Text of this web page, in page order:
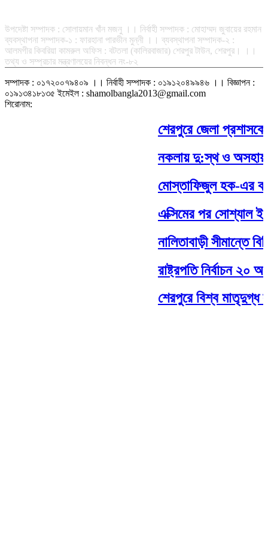
উপদেষ্টা সম্পাদক : সোলায়মান খাঁন মজনু ।। নির্বাহী সম্পাদক : মোহাম্মদ জুবায়ের রহমান
ব্যবস্থাপনা সম্পাদক-১ : ফারহানা পারভীন মুন্নী ।। ব্যবস্থাপনা সম্পাদক-২ :
আলমগীর কিবরিয়া কামরুল অফিস : বটতলা (কালিরবাজার) শেরপুর টাউন, শেরপুর। ।।
তথ্য ও সম্প্রচার মন্ত্রণালয়ের নিবন্ধন নং-৮২
সম্পাদক : ০১৭২০০৭৯৪০৯ ।। নির্বাহী সম্পাদক : ০১৯১২০৪৯৯৪৬ ।। বিজ্ঞাপন :
০১৯১৩৪১৮১৩৫ ইমেইল : shamolbangla2013@gmail.com
শিরোনাম:
শেরপুরে জেলা
নকলায় দু:স্থ ও অসহায়
মোস্তাফিজুল হক-এর
এক্সিমের পর সোশ্যাল
নালিতাবাড়ী সীমান্তে
রাষ্ট্রপতি নির্বাচন ২০
শেরপুরে বিশ্ব মাতৃদুগ্ধ